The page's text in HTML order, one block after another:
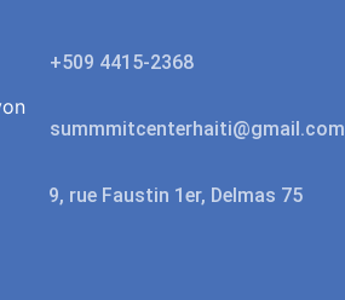
+509 4415-2368
summmitcenterhaiti@gmail.com
9, rue Faustin 1er, Delmas 75